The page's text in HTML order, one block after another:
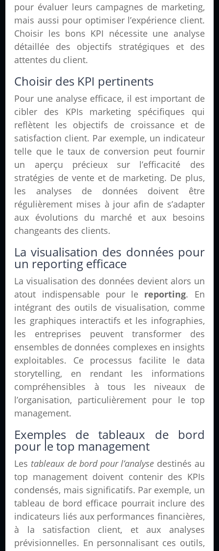
pour évaluer leurs campagnes de marketing,
mais aussi pour optimiser l’expérience client.
Choisir les bons KPI nécessite une analyse
détaillée des objectifs stratégiques et des
attentes du client.
Choisir des KPI pertinents
Pour une analyse efficace, il est important de
cibler des KPIs marketing spécifiques qui
reflètent les objectifs de croissance et de
satisfaction client. Par exemple, un indicateur
telle que le taux de conversion peut fournir
un aperçu précieux sur l’efficacité des
stratégies de vente et de marketing. De plus,
les analyses de données doivent être
régulièrement mises à jour afin de s’adapter
aux évolutions du marché et aux besoins
changeants des clients.
La visualisation des données pour
un reporting efficace
La visualisation des données devient alors un
atout indispensable pour le reporting. En
intégrant des outils de visualisation, comme
les graphiques interactifs et les infographies,
les entreprises peuvent transformer des
ensembles de données complexes en insights
exploitables. Ce processus facilite le data
storytelling, en rendant les informations
compréhensibles à tous les niveaux de
l’organisation, particulièrement pour le top
management.
Exemples de tableaux de bord
pour le top management
Les tableaux de bord pour l’analyse destinés au
top management doivent contenir des KPIs
condensés, mais significatifs. Par exemple, un
tableau de bord efficace pourrait inclure des
indicateurs liés aux performances financières,
à la satisfaction client, et aux analyses
prévisionnelles. En personnalisant ces outils,